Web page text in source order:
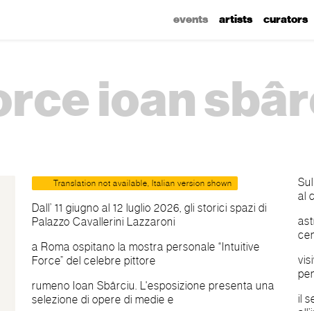
events artists curators
ioan
Translation not available, Italian version shown
Dall’ 11 giugno al 12 luglio 2026, gli storici spazi di
Palazzo Cavallerini Lazzaroni
a Roma ospitano la mostra personale “Intuitive
Force” del celebre pittore
rumeno Ioan Sbârciu. L'esposizione presenta una
selezione di opere di medie e
al
il